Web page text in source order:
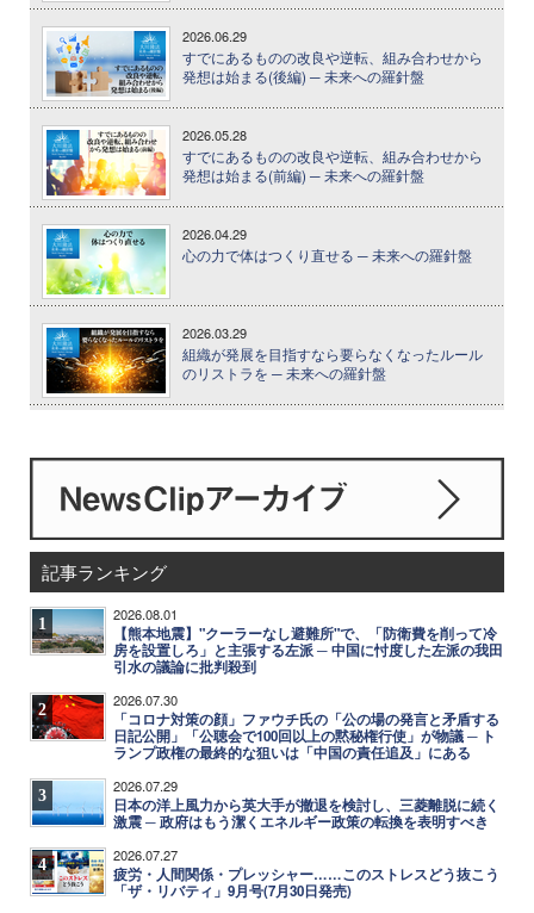
2026.06.29
すでにあるものの改良や逆転、組み合わせから
発想は始まる(後編) ─ 未来への羅針盤
2026.05.28
すでにあるものの改良や逆転、組み合わせから
発想は始まる(前編) ─ 未来への羅針盤
2026.04.29
心の力で体はつくり直せる ─ 未来への羅針盤
2026.03.29
組織が発展を目指すなら要らなくなったルール
のリストラを ─ 未来への羅針盤
記事ランキング
1 2026.08.01
【熊本地震】"クーラーなし避難所"で、「防衛費を削って冷
房を設置しろ」と主張する左派 ─ 中国に忖度した左派の我田
引水の議論に批判殺到
2 2026.07.30
「コロナ対策の顔」ファウチ氏の「公の場の発言と矛盾する
日記公開」「公聴会で100回以上の黙秘権行使」が物議 ─ ト
ランプ政権の最終的な狙いは「中国の責任追及」にある
3 2026.07.29
日本の洋上風力から英大手が撤退を検討し、三菱離脱に続く
激震 ─ 政府はもう潔くエネルギー政策の転換を表明すべき
4 2026.07.27
疲労・人間関係・プレッシャー……このストレスどう抜こう
「ザ・リバティ」9月号(7月30日発売)